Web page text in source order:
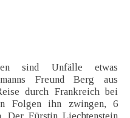
sind Unfälle etwas
Freund Berg aus
durch Frankreich bei
Folgen ihn zwingen, 6